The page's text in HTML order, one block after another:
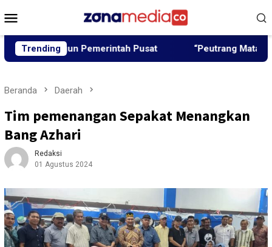
ke
Mobile
Trending
Pemerintah Pusat “Peutrang Mata”, BRA Aceh
Beranda Daerah
Tim pemenangan Sepakat Menangkan
Bang Azhari
Redaksi
01 Agustus 2024